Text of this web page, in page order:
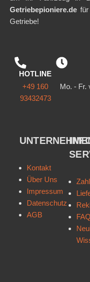
Getriebepioniere.de
Getriebe!
HOTLINE
+49 160
93432473
Mo. - Fr.
Kontakt
Über Uns
Impressum
Datenschutz
AGB
FAQ